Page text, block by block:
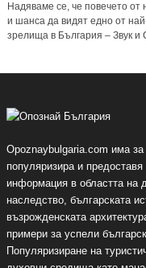
Надяваме се, че повечето от
и шанса да видят едно от
зрелища в България – Звук и
Opoznaybulgaria.com има
популяризира и предоставя
информация в областта на
наследство, българската
възрожденската
примери за успели
Популяризиране на